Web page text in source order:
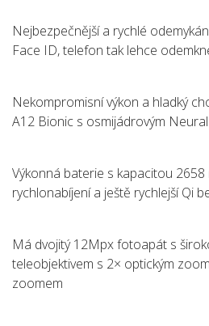
Nejbezpečnější a rychlé
Face ID, telefon tak lehce
Nekompromisní výkon a hladký
A12 Bionic s osmijádrovým
Výkonná baterie s kapacitou
rychlonabíjení a ještě rychlejší Qi
Má dvojitý 12Mpx fotoapát s
teleobjektivem s 2× optickým
zoomem